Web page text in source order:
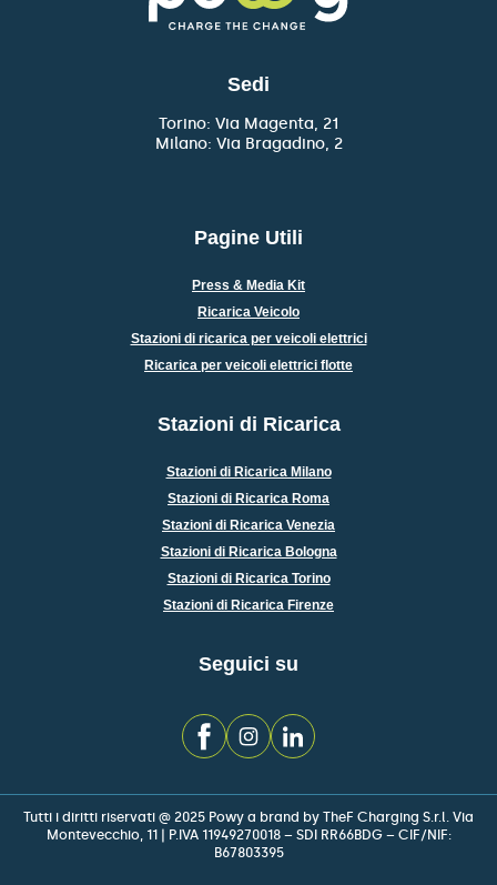
Sedi
Torino: Via Magenta, 21
Milano: Via Bragadino, 2
Pagine Utili
Press & Media Kit
Ricarica Veicolo
Stazioni di ricarica per veicoli elettrici
Ricarica per veicoli elettrici flotte
Stazioni di Ricarica
Stazioni di Ricarica Milano
Stazioni di Ricarica Roma
Stazioni di Ricarica Venezia
Stazioni di Ricarica Bologna
Stazioni di Ricarica Torino
Stazioni di Ricarica Firenze
Seguici su
Tutti i diritti riservati @ 2025 Powy a brand by TheF Charging S.r.l. Via
Montevecchio, 11 | P.IVA 11949270018 – SDI RR66BDG – CIF/NIF:
B67803395